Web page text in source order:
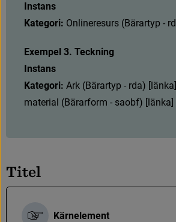
Instans
Kategori: Onlineresurs (Bärartyp - rd
Exempel 3. Teckning
Instans
Kategori: Ark (Bärartyp - rda) [länka]
material (Bärarform - saobf) [länka]
Titel
Kärnelement